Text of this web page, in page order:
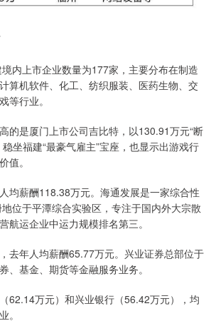
内上市企业数量为177家，主要分布在制造
算机软件、化工、纺织服装、医药生物、交
等行业。
的是厦门上市公司吉比特，以130.91万元“断
坐福建“最豪气雇主”宝座，也显示出游戏行
值。
均薪酬118.38万元。海通发展是一家综合性
位于平潭综合实验区，专注于国内外大宗散
航运企业中运力规模排名第三。
去年人均薪酬65.77万元。兴业证券总部位于
、基金、期货等金融服务业务。
62.14万元）和兴业银行（56.42万元），均
。